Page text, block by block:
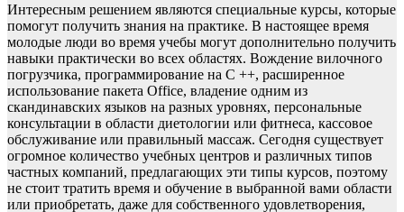
Интересным решением являются специальные курсы, которые
помогут получить знания на практике. В настоящее время
молодые люди во время учебы могут дополнительно получить
навыки практически во всех областях. Вождение вилочного
погрузчика, программирование на C ++, расширенное
использование пакета Office, владение одним из
скандинавских языков на разных уровнях, персональные
консультации в области диетологии или фитнеса, кассовое
обслуживание или правильный массаж. Сегодня существует
огромное количество учебных центров и различных типов
частных компаний, предлагающих эти типы курсов, поэтому
не стоит тратить время и обучение в выбранной вами области
или приобретать, даже для собственного удовлетворения,